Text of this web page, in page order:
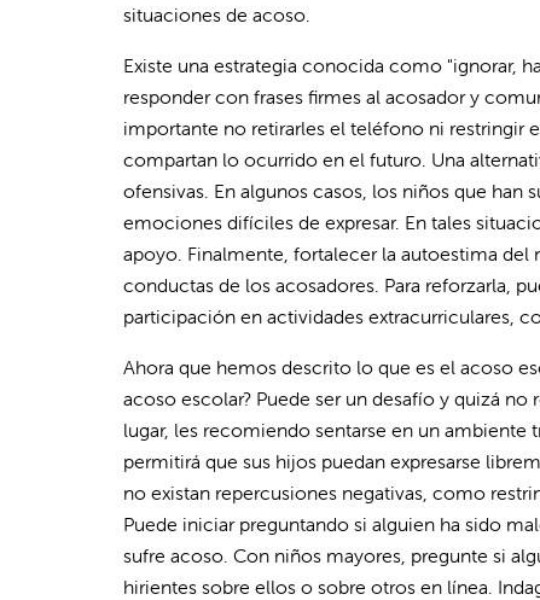
situaciones de acoso.
Existe una estrategia conocida como "ignorar,
responder con frases firmes al acosador y
importante no retirarles el teléfono ni restringir
compartan lo ocurrido en el futuro. Una
ofensivas. En algunos casos, los niños que
emociones difíciles de expresar. En tales
apoyo. Finalmente, fortalecer la autoestima del
conductas de los acosadores. Para reforzarla,
participación en actividades extracurriculares,
Ahora que hemos descrito lo que es el acoso
acoso escolar? Puede ser un desafío y quizá
lugar, les recomiendo sentarse en un ambiente
permitirá que sus hijos puedan expresarse
no existan repercusiones negativas, como
Puede iniciar preguntando si alguien ha sido
sufre acoso. Con niños mayores, pregunte si
hirientes sobre ellos o sobre otros en línea.